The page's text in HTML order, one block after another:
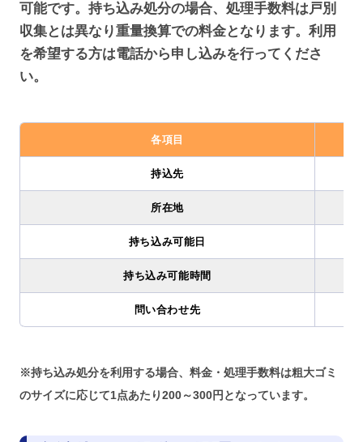
可能です。持ち込み処分の場合、処理手数料は戸別
収集とは異なり重量換算での料金となります。利用
を希望する方は電話から申し込みを行ってくださ
い。
各項目
持込先
所在地
持ち込み可能日
持ち込み可能時間
問い合わせ先
※持ち込み処分を利用する場合、料金・処理手数料は粗大ゴミ
のサイズに応じて1点あたり200～300円となっています。